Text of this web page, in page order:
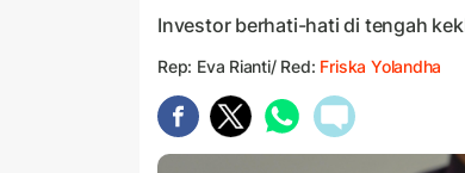
Investor berhati-hati di tengah
Rep: Eva Rianti/ Red: Friska Yolandha